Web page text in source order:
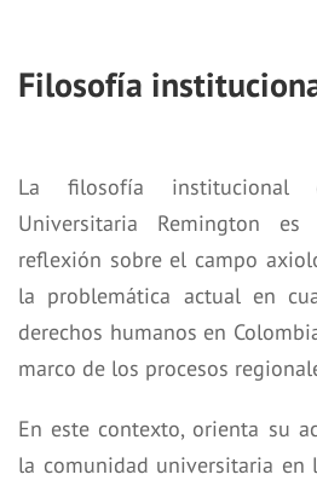
Filosofía
La filosofía institucional
Universitaria Remington
reflexión sobre el campo
la problemática actual en
derechos humanos en
marco de los procesos
En este contexto, orienta su
la comunidad universitaria en